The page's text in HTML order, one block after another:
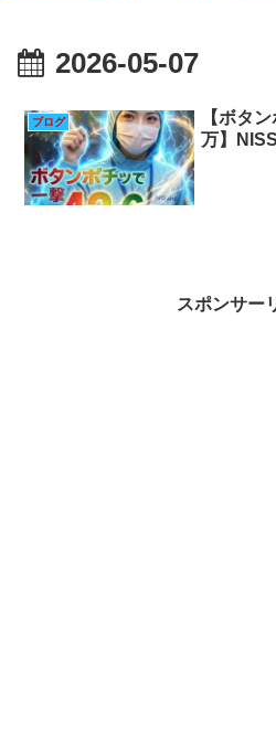
2026-05-07
ブログ
【ボタ
万】
スポンサー